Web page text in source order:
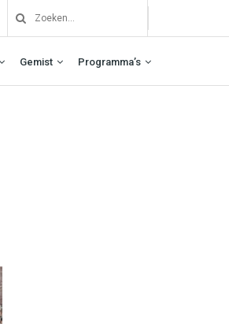
Gemist Programma’s